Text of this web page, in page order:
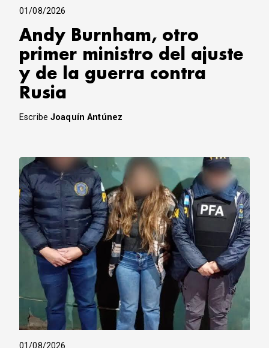
01/08/2026
Andy Burnham, otro
primer ministro del ajuste
y de la guerra contra
Rusia
EscribeJoaquín Antúnez
01/08/2026